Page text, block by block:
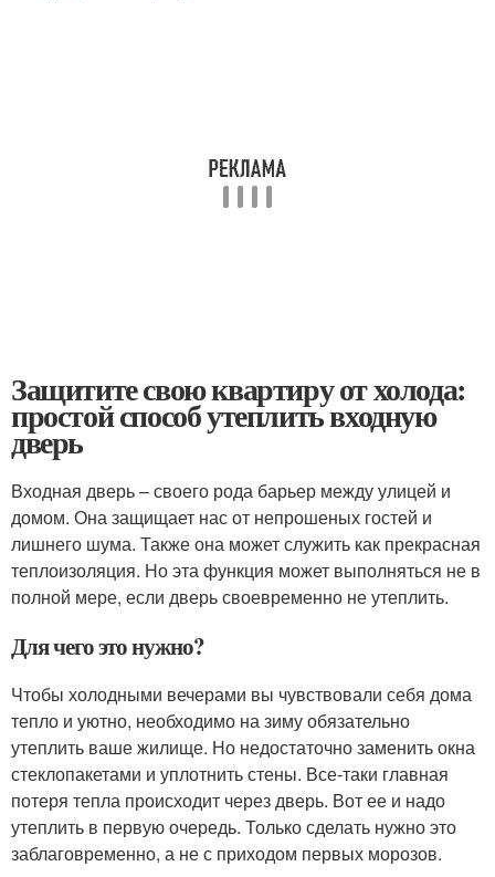
Защитите свою квартиру от холода:
простой способ утеплить входную
дверь
Входная дверь – своего рода барьер между улицей и
домом. Она защищает нас от непрошеных гостей и
лишнего шума. Также она может служить как прекрасная
теплоизоляция. Но эта функция может выполняться не в
полной мере, если дверь своевременно не утеплить.
Для чего это нужно?
Чтобы холодными вечерами вы чувствовали себя дома
тепло и уютно, необходимо на зиму обязательно
утеплить ваше жилище. Но недостаточно заменить окна
стеклопакетами и уплотнить стены. Все-таки главная
потеря тепла происходит через дверь. Вот ее и надо
утеплить в первую очередь. Только сделать нужно это
заблаговременно, а не с приходом первых морозов.